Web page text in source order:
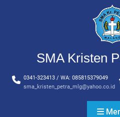
LINGKUNGAN
SMA KRISTEN PETRA
AJARAN BARU YBPK
MPLS HARI KE 5 SMA
KRISTEN PETRA
SMA Kristen
0341-323413 / WA: 085815379049
sma_kristen_petra_mlg@yahoo.co.id